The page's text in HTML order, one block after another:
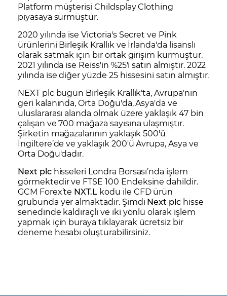
Platform müşterisi Childsplay Clothing
piyasaya sürmüştür.
2020 yılında ise Victoria's Secret ve Pink
ürünlerini Birleşik Krallık ve İrlanda'da lisanslı
olarak satmak için bir ortak girişim kurmuştur.
2021 yılında ise Reiss'in %25'i satın almıştır. 2022
yılında ise diğer yüzde 25 hissesini satın almıştır.
NEXT plc bugün Birleşik Krallık'ta, Avrupa'nın
geri kalanında, Orta Doğu'da, Asya'da ve
uluslararası alanda olmak üzere yaklaşık 47 bin
çalışan ve 700 mağaza sayısına ulaşmıştır.
Şirketin mağazalarının yaklaşık 500'ü
İngiltere’de ve yaklaşık 200'ü Avrupa, Asya ve
Orta Doğu'dadır.
Next plchisseleri Londra Borsası’nda işlem
görmektedir ve FTSE 100 Endeksine dahildir.
GCM Forex’te NXT.L kodu ile CFD ürün
grubunda yer almaktadır. Şimdi Next plc hisse
senedinde kaldıraçlı ve iki yönlü olarak işlem
yapmak için buraya tıklayarak ücretsiz bir
deneme hesabı oluşturabilirsiniz.